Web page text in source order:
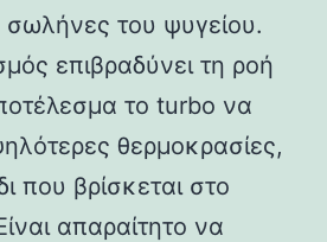
σωλήνες του ψυγείου.
επιβραδύνει τη ροή
το turbo να
θερμοκρασίες,
που βρίσκεται στο
απαραίτητο να